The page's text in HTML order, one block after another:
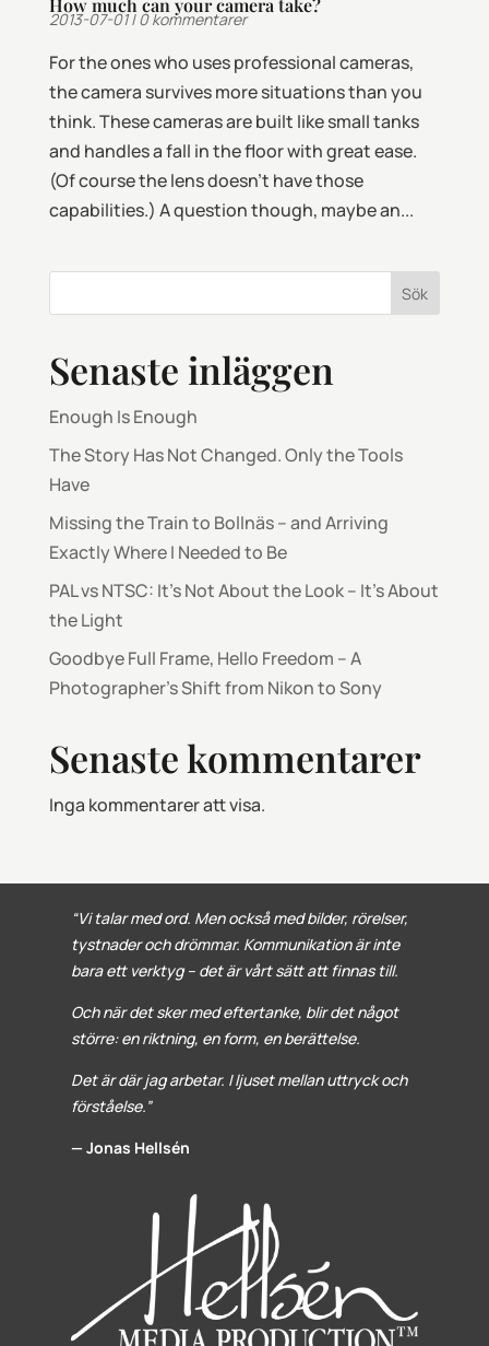
How much can your camera take?
2013-07-01|0 kommentarer
For the ones who uses professional cameras,
the camera survives more situations than you
think. These cameras are built like small tanks
and handles a fall in the floor with great ease.
(Of course the lens doesn’t have those
capabilities.) A question though, maybe an...
Sök
Senaste inläggen
Enough Is Enough
The Story Has Not Changed. Only the Tools
Have
Missing the Train to Bollnäs – and Arriving
Exactly Where I Needed to Be
PAL vs NTSC: It’s Not About the Look – It’s About
the Light
Goodbye Full Frame, Hello Freedom – A
Photographer’s Shift from Nikon to Sony
Senaste kommentarer
Inga kommentarer att visa.
“Vi talar med ord. Men också med bilder, rörelser,
tystnader och drömmar. Kommunikation är inte
bara ett verktyg – det är vårt sätt att finnas till.
Och när det sker med eftertanke, blir det något
större: en riktning, en form, en berättelse.
Det är där jag arbetar. I ljuset mellan uttryck och
förståelse.”
— Jonas Hellsén